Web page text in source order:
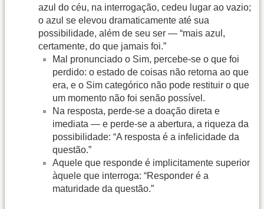
azul do céu, na interrogação, cedeu lugar ao vazio;
o azul se elevou dramaticamente até sua
possibilidade, além de seu ser — “mais azul,
certamente, do que jamais foi.”
Mal pronunciado o Sim, percebe-se o que foi
perdido: o estado de coisas não retorna ao que
era, e o Sim categórico não pode restituir o que
um momento não foi senão possível.
Na resposta, perde-se a doação direta e
imediata — e perde-se a abertura, a riqueza da
possibilidade: “A resposta é a infelicidade da
questão.”
Aquele que responde é implicitamente superior
àquele que interroga: “Responder é a
maturidade da questão.”